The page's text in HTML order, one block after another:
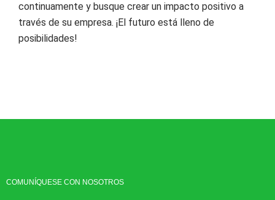
continuamente y busque crear un impacto positivo a
través de su empresa. ¡El futuro está lleno de
posibilidades!
COMUNÍQUESE CON NOSOTROS